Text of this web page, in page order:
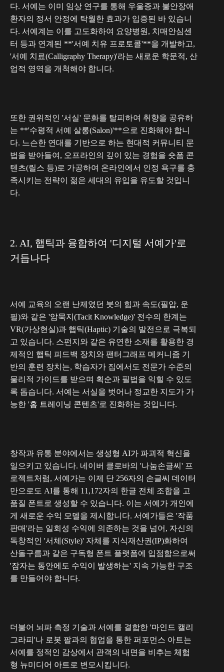
다. 서예는 이미 임상 연구를 통해 우울증과 불안장애
환자의 정서 안정에 탁월한 효과가 입증된 바 있습니
다. 서예계는 이를 고도화하여 요양병원, 치매안심센
터 등과 연계된 **'서예 치유 프로토콜'**을 개발하고,
'서예 치료(Calligraphy Therapy)'라는 새로운 학문적, 산
업적 영역을 개척해야 합니다.
또한 권위적인 '서실' 문화를 탈피하여 취향을 공유하
는 **'수평적 서예 살롱(Salon)'**으로 진화해야 합니
다. 느슨한 연대를 기반으로 하는 현대적 커뮤니티 문
법을 받아들여, 오프라인의 깊이 있는 경험을 숏폼 콘
텐츠(릴스 등)로 가공하여 온라인에서 인정 욕구를 충
족시키는 전략이 젊은 세대의 유입을 유도할 것입니
다.
2. AI, 햅틱과 융합하여 '디지털 서예가'로
거듭나다
서예 교육의 오랜 난제였던 붓의 힘과 속도(필압, 운
필)와 같은 '암묵지(Tacit Knowledge)' 전수의 한계는
VR(가상현실)과 햅틱(Haptic) 기술의 발전으로 극복되
고 있습니다. 스펀지와 같은 유연한 소재를 활용한 경
제적인 햅틱 피드백 장치와 팬터그래프 메커니즘 기
반의 훈련 장치는, 학습자가 집에서도 전문가 수준의
물리적 가이드를 받으며 획순과 필법을 익힐 수 있도
록 돕습니다. 서예는 서실을 벗어나 정교한 지도가 가
능한 '홈 트레이닝 콘텐츠'로 진화하는 것입니다.
창작과 유통 분야에서는 생성형 AI가 파괴적 혁신을
일으키고 있습니다. 네이버 클로바의 '나눔손글씨' 프
로젝트처럼, 서예가는 이제 단 256자의 손글씨 데이터
만으로도 AI를 통해 11,172자의 한글 전체 조합을 고
품질 폰트로 생성할 수 있습니다. 이는 서예가 개인에
게 새로운 수익 모델을 제시합니다. 서예가들은 '작품
판매'라는 일회성 수익에 의존하는 것을 넘어, 자신의
독창적인 '서체(Style)' 자체를 지식재산권(IP)화하여
산돌구름과 같은 구독형 폰트 플랫폼에 입점함으로써
'잠자는 동안에도 수익이 발생하는' 지속 가능한 구조
를 만들어야 합니다.
더불어 뇌파 측정 기술과 서예를 결합한 '마인드 캘리
그라피 '나 로봇 팔과의 협업을 통한 퍼포먼스 아트는
서예를 정적인 감상에서 관객의 내면을 비추는 체험
형 뉴미디어 아트 로 변모시킵니다.